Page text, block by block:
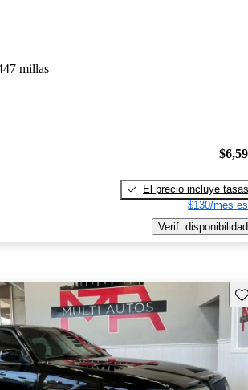
millas
El precio incluye tasas
$130/mes
Verif. disponibilidad